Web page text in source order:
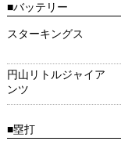
■バッテリー
スターキングス
円山リトルジャイア
ンツ
■塁打